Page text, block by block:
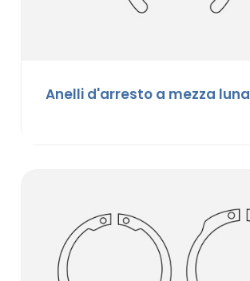
Anelli d'arresto a mezza luna